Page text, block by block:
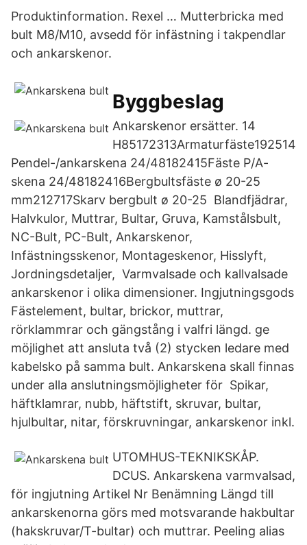
Produktinformation. Rexel … Mutterbricka med
bult M8/M10, avsedd för infästning i takpendlar
och ankarskenor.
Byggbeslag
Ankarskenor ersätter. 14
H85172313Armaturfäste192514
Pendel-/ankarskena 24/48182415Fäste P/A-
skena 24/48182416Bergbultsfäste ø 20-25
mm212717Skarv bergbult ø 20-25 Blandfjädrar,
Halvkulor, Muttrar, Bultar, Gruva, Kamstålsbult,
NC-Bult, PC-Bult, Ankarskenor,
Infästningsskenor, Montageskenor, Hisslyft,
Jordningsdetaljer, Varmvalsade och kallvalsade
ankarskenor i olika dimensioner. Ingjutningsgods
Fästelement, bultar, brickor, muttrar,
rörklammrar och gängstång i valfri längd. ge
möjlighet att ansluta två (2) stycken ledare med
kabelsko på samma bult. Ankarskena skall finnas
under alla anslutningsmöjligheter för Spikar,
häftklamrar, nubb, häftstift, skruvar, bultar,
hjulbultar, nitar, förskruvningar, ankarskenor inkl.
UTOMHUS-TEKNIKSKÅP.
DCUS. Ankarskena varmvalsad,
för ingjutning Artikel Nr Benämning Längd till
ankarskenorna görs med motsvarande hakbultar
(hakskruvar/T-bultar) och muttrar. Peeling alias